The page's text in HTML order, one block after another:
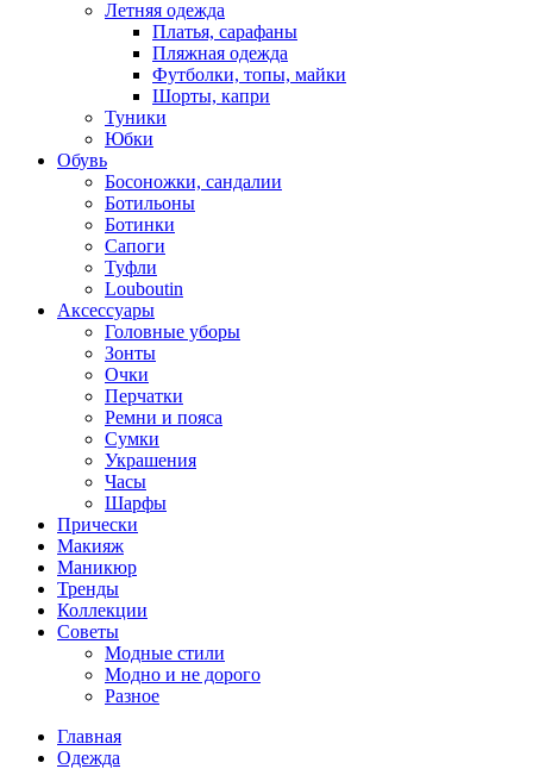
Летняя одежда
Платья, сарафаны
Пляжная одежда
Футболки, топы, майки
Шорты, капри
Туники
Юбки
Обувь
Босоножки, сандалии
Ботильоны
Ботинки
Сапоги
Туфли
Louboutin
Аксессуары
Головные уборы
Зонты
Очки
Перчатки
Ремни и пояса
Сумки
Украшения
Часы
Шарфы
Прически
Макияж
Маникюр
Тренды
Коллекции
Советы
Модные стили
Модно и не дорого
Разное
Главная
Одежда